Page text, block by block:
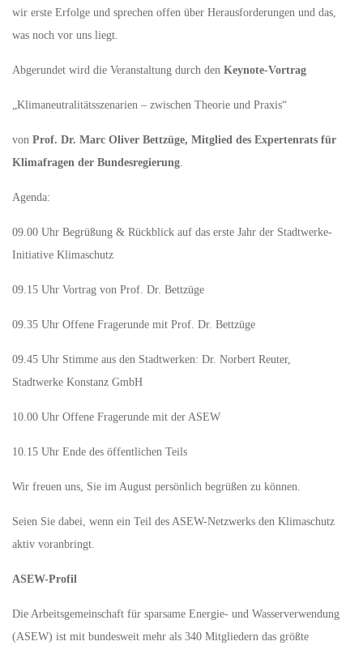
wir erste Erfolge und sprechen offen über Herausforderungen und das,
was noch vor uns liegt.
Abgerundet wird die Veranstaltung durch den Keynote-Vortrag
„Klimaneutralitätsszenarien – zwischen Theorie und Praxis“
von Prof. Dr. Marc Oliver Bettzüge, Mitglied des Expertenrats für
Klimafragen der Bundesregierung.
Agenda:
09.00 Uhr Begrüßung & Rückblick auf das erste Jahr der Stadtwerke-
Initiative Klimaschutz
09.15 Uhr Vortrag von Prof. Dr. Bettzüge
09.35 Uhr Offene Fragerunde mit Prof. Dr. Bettzüge
09.45 Uhr Stimme aus den Stadtwerken: Dr. Norbert Reuter,
Stadtwerke Konstanz GmbH
10.00 Uhr Offene Fragerunde mit der ASEW
10.15 Uhr Ende des öffentlichen Teils
Wir freuen uns, Sie im August persönlich begrüßen zu können.
Seien Sie dabei, wenn ein Teil des ASEW-Netzwerks den Klimaschutz
aktiv voranbringt.
ASEW-Profil
Die Arbeitsgemeinschaft für sparsame Energie- und Wasserverwendung
(ASEW) ist mit bundesweit mehr als 340 Mitgliedern das größte